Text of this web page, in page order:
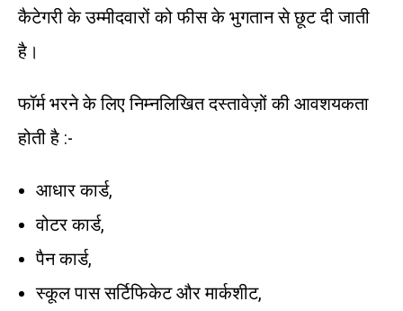
कैटेगरी के उम्मीदवारों को फीस के भुगतान से छूट दी जाती
है।
फॉर्म भरने के लिए निम्नलिखित दस्तावेज़ों की आवशयकता
होती है :-
आधार कार्ड,
वोटर कार्ड,
पैन कार्ड,
स्कूल पास सर्टिफिकेट और मार्कशीट,